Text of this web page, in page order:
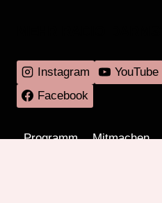
Instagram YouTube
Facebook
Programm Mitmachen